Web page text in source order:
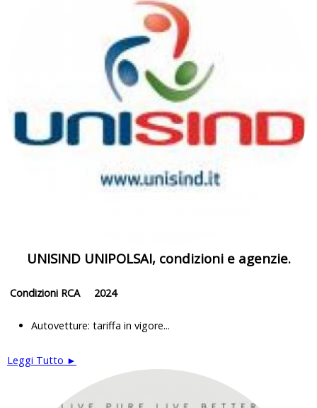
UNISIND UNIPOLSAI, condizioni e agenzie.
Condizioni RCA 2024
Autovetture: tariffa in vigore...
Leggi Tutto ►